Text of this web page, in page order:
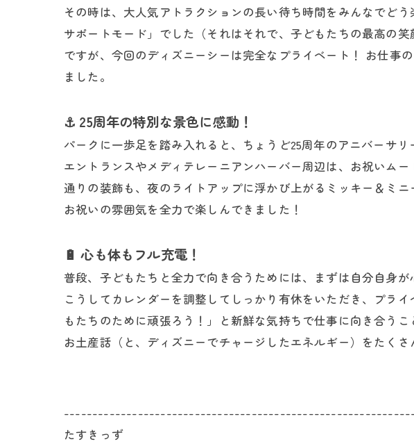
その時は、大人気アトラクションの長い待ち時間をみんなでど
サポートモード」でした（それはそれで、子どもたちの最高の
ですが、今回のディズニーシーは完全なプライベート！ お仕事
ました。
⚓️ 25周年の特別な景色に感動！
パークに一歩足を踏み入れると、ちょうど25周年のアニバーサリ
エントランスやメディテレーニアンハーバー周辺は、お祝いム
通りの装飾も、夜のライトアップに浮かび上がるミッキー＆ミ
お祝いの雰囲気を全力で楽しんできました！
🔋 心も体もフル充電！
普段、子どもたちと全力で向き合うためには、まずは自分自身
こうしてカレンダーを調整してしっかり有休をいただき、プラ
もたちのために頑張ろう！」と新鮮な気持ちで仕事に向き合う
お土産話（と、ディズニーでチャージしたエネルギー）をたく
たすきっず